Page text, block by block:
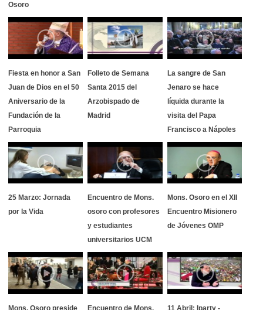
Osoro
Fiesta en honor a San
Juan de Dios en el 50
Aniversario de la
Fundación de la
Parroquia
Folleto de Semana
Santa 2015 del
Arzobispado de
Madrid
La sangre de San
Jenaro se hace
líquida durante la
visita del Papa
Francisco a Nápoles
25 Marzo: Jornada
por la Vida
Encuentro de Mons.
osoro con profesores
y estudiantes
universitarios UCM
Mons. Osoro en el XII
Encuentro Misionero
de Jóvenes OMP
Mons. Osoro preside
Encuentro de Mons.
11 Abril: Iparty -